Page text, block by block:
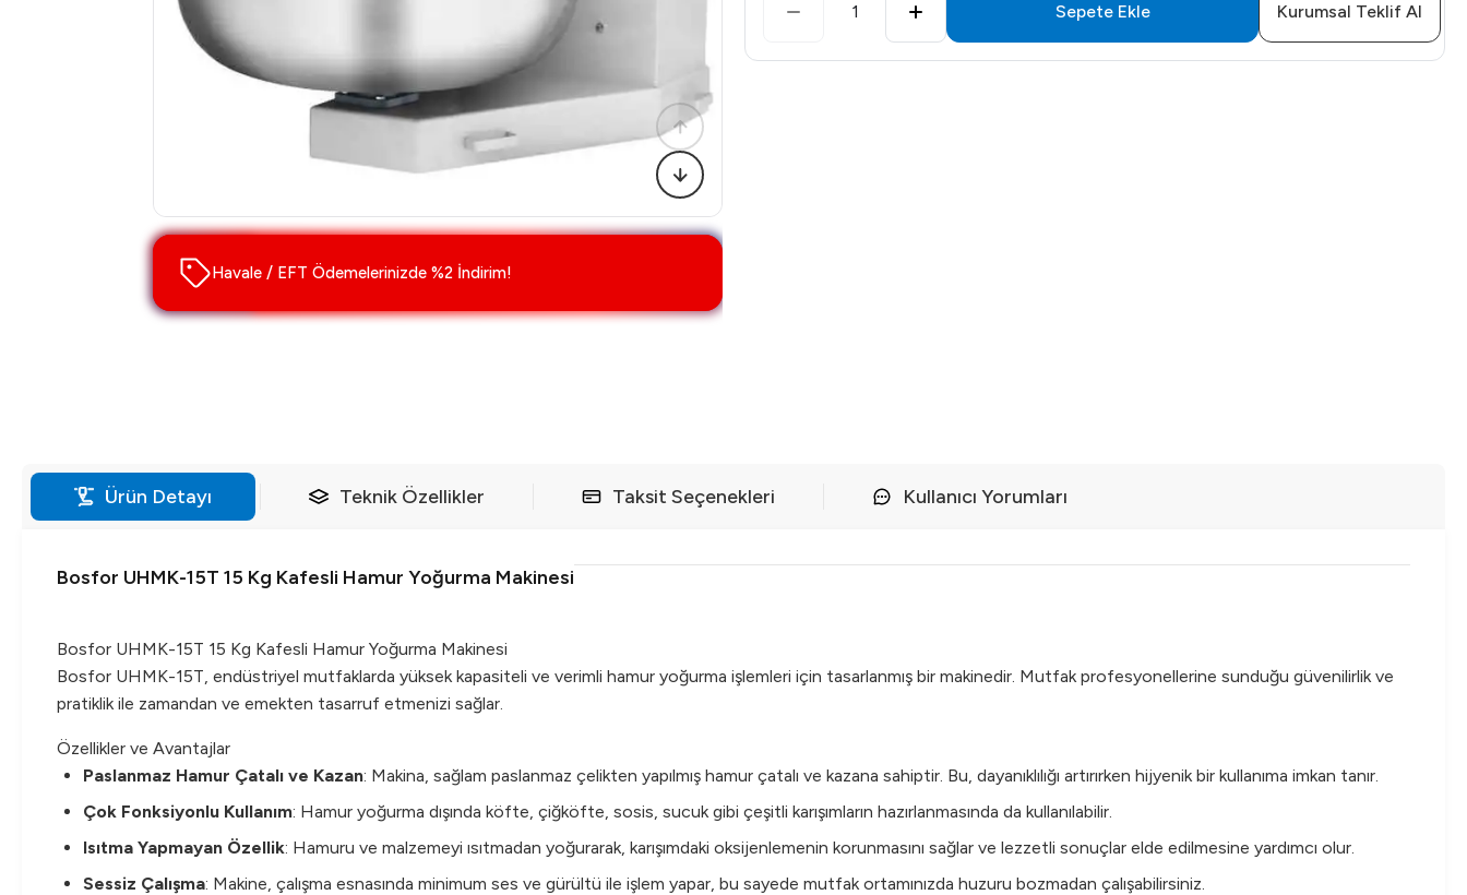
Havale / EFT Ödemelerinizde %2 İndirim!
1 Sepete Ekle Kurumsal Teklif Al
Ürün Detayı Teknik Özellikler Taksit Seçenekleri Kullanıcı Yorumları
Bosfor UHMK-15T 15 Kg Kafesli Hamur Yoğurma Makinesi
Bosfor UHMK-15T 15 Kg Kafesli Hamur Yoğurma Makinesi
Bosfor UHMK-15T, endüstriyel mutfaklarda yüksek kapasiteli ve verimli hamur yoğurma işlemleri için tasarlanmış bir makinedir. Mutfak profesyonellerine sunduğu güvenilirlik ve
pratiklik ile zamandan ve emekten tasarruf etmenizi sağlar.
Özellikler ve Avantajlar
Paslanmaz Hamur Çatalı ve Kazan: Makina, sağlam paslanmaz çelikten yapılmış hamur çatalı ve kazana sahiptir. Bu, dayanıklılığı artırırken hijyenik bir kullanıma imkan tanır.
Çok Fonksiyonlu Kullanım: Hamur yoğurma dışında köfte, çiğköfte, sosis, sucuk gibi çeşitli karışımların hazırlanmasında da kullanılabilir.
Isıtma Yapmayan Özellik: Hamuru ve malzemeyi ısıtmadan yoğurarak, karışımdaki oksijenlemenin korunmasını sağlar ve lezzetli sonuçlar elde edilmesine yardımcı olur.
Sessiz Çalışma: Makine, çalışma esnasında minimum ses ve gürültü ile işlem yapar, bu sayede mutfak ortamınızda huzuru bozmadan çalışabilirsiniz.